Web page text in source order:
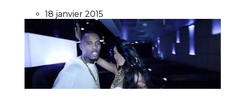
18 janvier 2015